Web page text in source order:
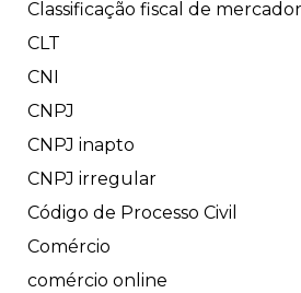
Classificação fiscal de
CLT
CNI
CNPJ
CNPJ inapto
CNPJ irregular
Código de Processo Civil
Comércio
comércio online